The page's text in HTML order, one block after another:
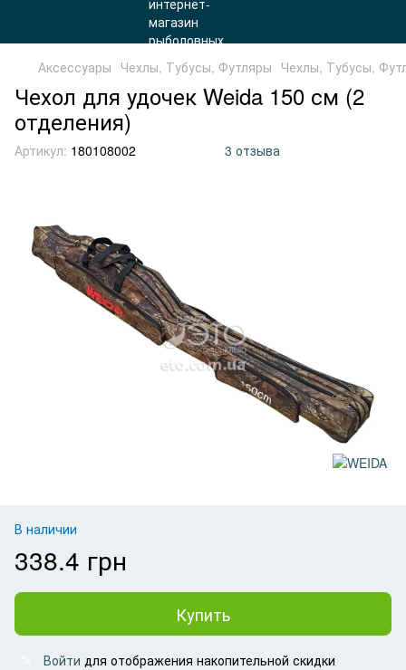
Аксессуары Чехлы, Тубусы, Футляры Чехлы, Тубусы,
Чехол для удочек Weida 150 см (2
отделения)
Артикул: 180108002 3 отзыва
В наличии
338.4 грн
Купить
Войти для отображения накопительной скидки